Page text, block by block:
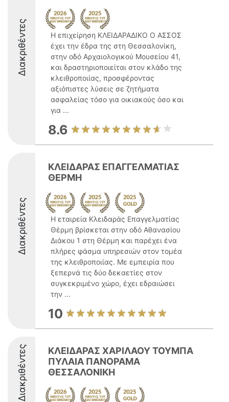
Διακριθέντες
Η επιχείρηση ΚΛΕΙΔΑΡΑΔΙΚΟ Ο ΑΣΣΟΣ
έχει την έδρα της στη Θεσσαλονίκη,
στην οδό Αρχαιολογικού Μουσείου 41,
και δραστηριοποιείται στον κλάδο της
κλειθροποιίας, προσφέροντας
αξιόπιστες λύσεις σε ζητήματα
ασφαλείας τόσο για οικιακούς όσο και
για ...
8.6
Διακριθέντες
ΚΛΕΙΔΑΡΑΣ ΕΠΑΓΓΕΛΜΑΤΙΑΣ
ΘΕΡΜΗ
Η εταιρεία Κλειδαράς Επαγγελματίας
Θέρμη βρίσκεται στην οδό Αθανασίου
Διάκου 1 στη Θέρμη και παρέχει ένα
πλήρες φάσμα υπηρεσιών στον τομέα
της κλειθροποιίας. Με εμπειρία που
ξεπερνά τις δύο δεκαετίες στον
συγκεκριμένο χώρο, έχει εδραιώσει
την ...
10
Διακριθέντες
ΚΛΕΙΔΑΡΑΣ ΧΑΡΙΛΑΟΥ ΤΟΥΜΠΑ
ΠΥΛΑΙΑ ΠΑΝΟΡΑΜΑ
ΘΕΣΣΑΛΟΝΙΚΗ